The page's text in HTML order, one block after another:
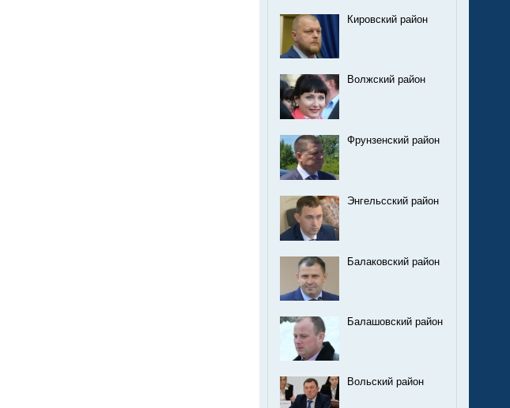
Кировский район
Волжский район
Фрунзенский район
Энгельсский район
Балаковский район
Балашовский район
Вольский район